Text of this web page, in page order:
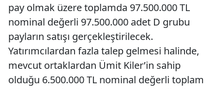
pay olmak üzere toplamda 97.500.000 TL
nominal değerli 97.500.000 adet D grubu
payların satışı gerçekleştirilecek.
Yatırımcılardan fazla talep gelmesi halinde,
mevcut ortaklardan Ümit Kiler’in sahip
olduğu 6.500.000 TL nominal değerli toplam